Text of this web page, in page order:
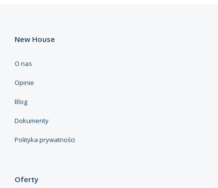
New House
O nas
Opinie
Blog
Dokumenty
Polityka prywatności
Oferty